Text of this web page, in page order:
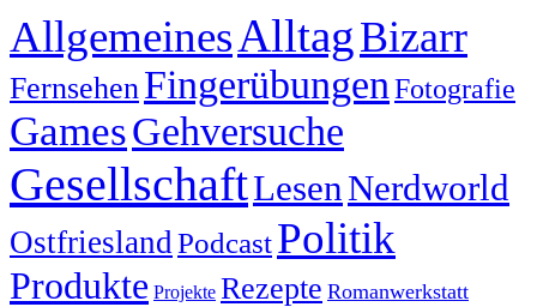
AllgemeinesAlltagBizarr
FernsehenFingerübungen Fotografie
GamesGehversuche
GesellschaftLesenNerdworld
OstfrieslandPodcastPolitik
Produkte Projekte Rezepte Romanwerkstatt